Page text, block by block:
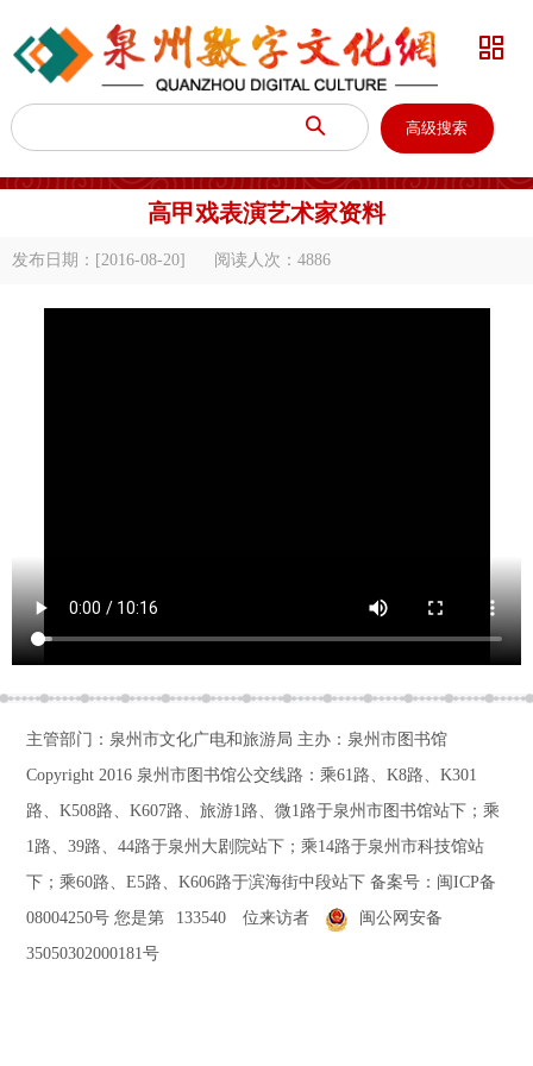
 高级搜索

高甲戏表演艺术家资料
发布日期：[2016-08-20] 阅读人次： 4886
主管部门：泉州市文化广电和旅游局 主办：泉州市图书馆
Copyright 2016 泉州市图书馆公交线路：乘61路、K8路、K301
路、K508路、K607路、旅游1路、微1路于泉州市图书馆站下；乘
1路、39路、44路于泉州大剧院站下；乘14路于泉州市科技馆站
下；乘60路、E5路、K606路于滨海街中段站下备案号： 闽ICP备
08004250号 您是第 133540 位来访者
闽公网安备
35050302000181号